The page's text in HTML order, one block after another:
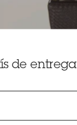
de entrega